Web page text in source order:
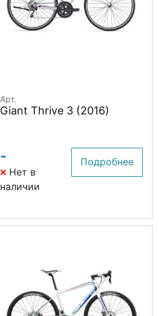
Арт.
Giant Thrive 3 (2016)
-
Нет в
наличии
Подробнее